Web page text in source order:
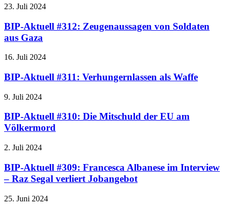
23. Juli 2024
BIP-Aktuell #312: Zeugenaussagen von Soldaten
aus Gaza
16. Juli 2024
BIP-Aktuell #311: Verhungernlassen als Waffe
9. Juli 2024
BIP-Aktuell #310: Die Mitschuld der EU am
Völkermord
2. Juli 2024
BIP-Aktuell #309: Francesca Albanese im Interview
– Raz Segal verliert Jobangebot
25. Juni 2024